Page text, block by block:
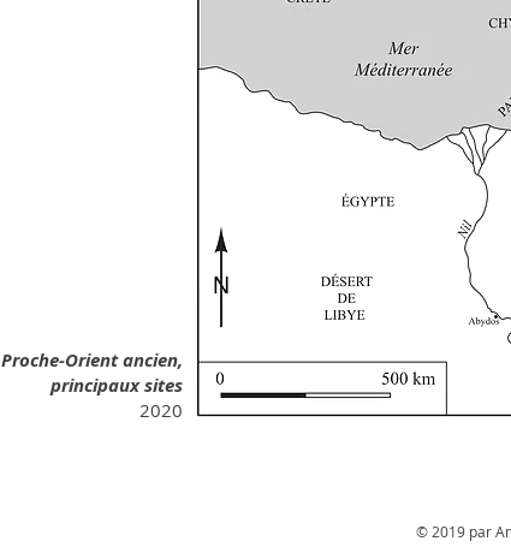
Proche-Orient ancien,
principaux sites
2020
© 2019 par